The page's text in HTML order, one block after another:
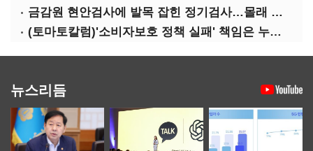
금감원 현안검사에 발목 잡힌 정기검사…몰래 웃는 금융권
(토마토칼럼)'소비자보호 정책 실패' 책임은 누가 지나
뉴스리듬